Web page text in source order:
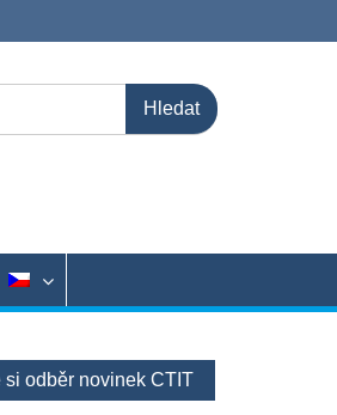
si odběr novinek CTIT